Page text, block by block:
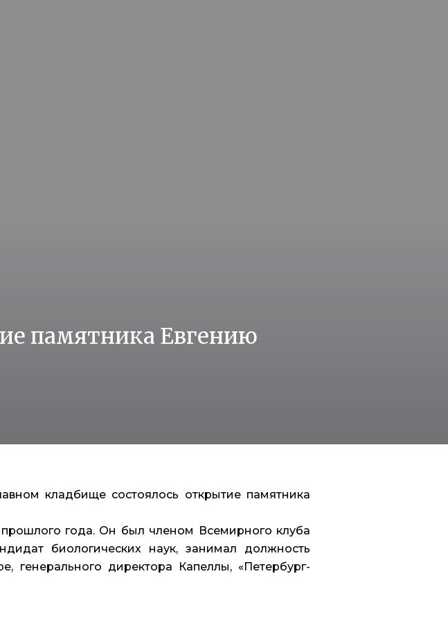
памятника Евгению
кладбище состоялось открытие памятника
года. Он был членом Всемирного клуба
биологических наук, занимал должность
генерального директора Капеллы, «Петербург-